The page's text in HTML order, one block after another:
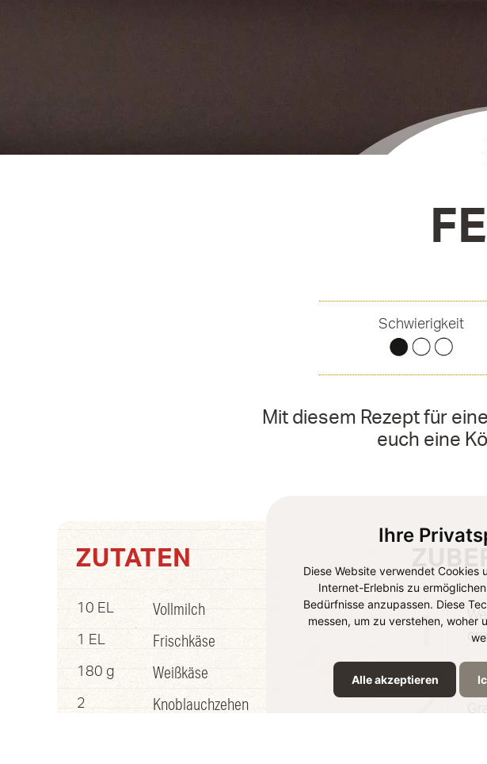
Ihre
Diese Website verwendet Cookies
Internet-Erlebnis zu
Bedürfnisse anzupassen. Diese
messen, um zu verstehen, woher
Alle akzeptieren
Schwierigkeit
Mit diesem Rezept für
euch eine
ZUTATEN
10 EL Vollmilch
1 EL Frischkäse
180 g Weißkäse
2 Knoblauchzehen
1
2